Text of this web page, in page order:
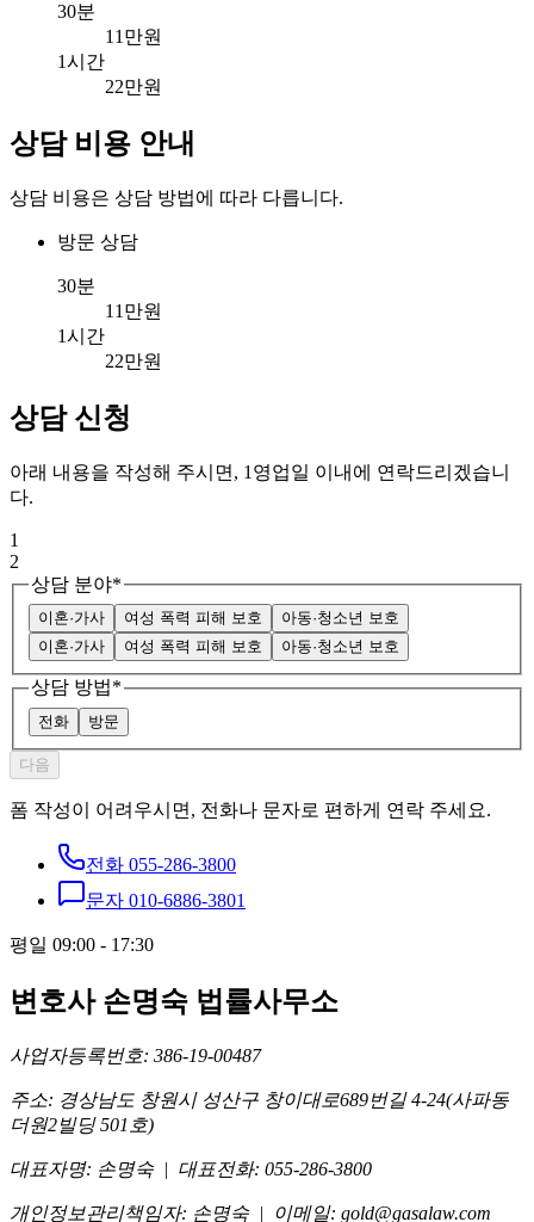
30분
11만원
1시간
22만원
상담 비용 안내
상담 비용은 상담 방법에 따라 다릅니다.
방문 상담
30분
11만원
1시간
22만원
상담 신청
아래 내용을 작성해 주시면, 1영업일 이내에 연락드리겠습니
다.
1
2
상담 분야*
이혼·가사 여성 폭력 피해 보호
아동·청소년 보호
이혼·가사
여성 폭력 피해 보호 아동·청소년 보호
상담 방법*
전화 방문
다음
폼 작성이 어려우시면, 전화나 문자로 편하게 연락 주세요.
전화 055-286-3800
문자 010-6886-3801
평일 09:00 - 17:30
변호사 손명숙 법률사무소
사업자등록번호: 386-19-00487
주소: 경상남도 창원시 성산구 창이대로689번길 4-24(사파동
더원2빌딩 501호)
대표자명: 손명숙| 대표전화: 055-286-3800
개인정보관리책임자: 손명숙| 이메일: gold@gasalaw.com